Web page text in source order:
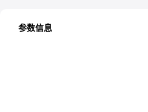
参数信息